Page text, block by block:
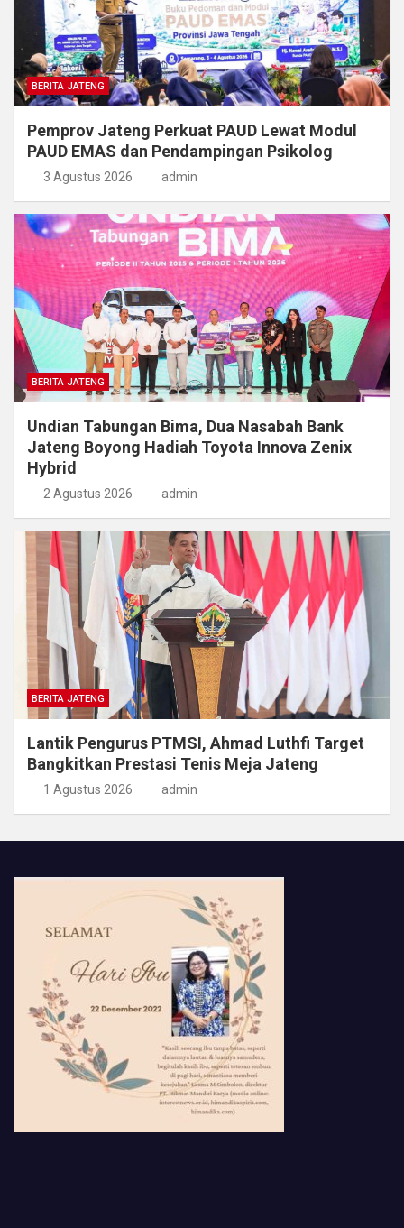
BERITA JATENG
Pemprov Jateng Perkuat PAUD Lewat Modul
PAUD EMAS dan Pendampingan Psikolog
3 Agustus 2026 admin
BERITA JATENG
Undian Tabungan Bima, Dua Nasabah Bank
Jateng Boyong Hadiah Toyota Innova Zenix
Hybrid
2 Agustus 2026 admin
BERITA JATENG
Lantik Pengurus PTMSI, Ahmad Luthfi Target
Bangkitkan Prestasi Tenis Meja Jateng
1 Agustus 2026 admin